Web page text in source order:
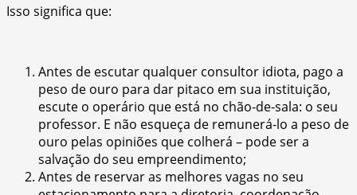
Isso significa que:
Antes de escutar qualquer consultor idiota, pago a
peso de ouro para dar pitaco em sua instituição,
escute o operário que está no chão-de-sala: o seu
professor. E não esqueça de remunerá-lo a peso de
ouro pelas opiniões que colherá – pode ser a
salvação do seu empreendimento;
Antes de reservar as melhores vagas no seu